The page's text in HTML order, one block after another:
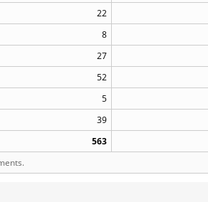
22
8
27
52
5
39
563